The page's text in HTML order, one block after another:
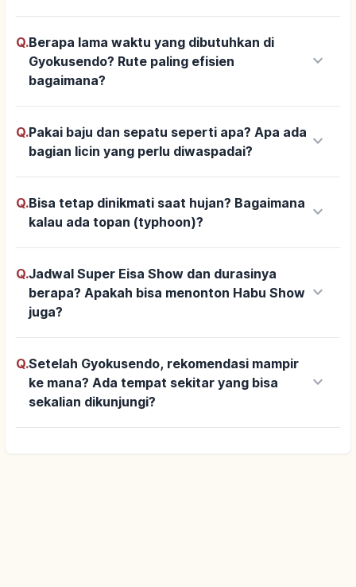
Q.Berapa lama waktu yang dibutuhkan di
Gyokusendo? Rute paling efisien
bagaimana?
keyboard_arrow_down
Q.Pakai baju dan sepatu seperti apa? Apa ada
bagian licin yang perlu diwaspadai?
keyboard_arrow_down
Q.Bisa tetap dinikmati saat hujan? Bagaimana
kalau ada topan (typhoon)?
keyboard_arrow_down
Q.Jadwal Super Eisa Show dan durasinya
berapa? Apakah bisa menonton Habu Show
juga?
keyboard_arrow_down
Q.Setelah Gyokusendo, rekomendasi mampir
ke mana? Ada tempat sekitar yang bisa
sekalian dikunjungi?
keyboard_arrow_down